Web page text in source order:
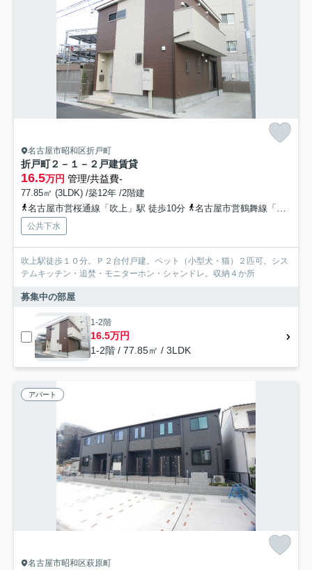
名古屋市昭和区折戸町
折戸町２－１－２戸建賃貸
16.5万円 管理/共益費-
77.85㎡ (3LDK) /築12年 /2階建
名古屋市営桜通線「吹上」駅 徒歩10分
名古屋市営鶴舞線「御器所」駅 徒歩14分
公共下水
吹上駅徒歩１０分。Ｐ２台付戸建。ペット（小型犬・猫）２匹可。シス
テムキッチン・追焚・モニターホン・シャンドレ。収納４か所
募集中の部屋
1-2階
16.5万円
1-2階 / 77.85㎡ / 3LDK
アパート
名古屋市昭和区萩原町